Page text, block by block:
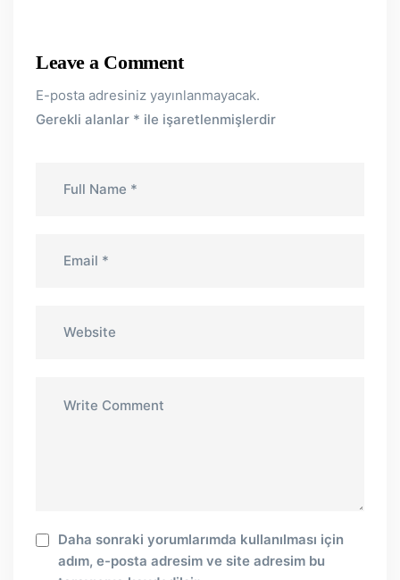
Leave a Comment
E-posta adresiniz yayınlanmayacak.
Gerekli alanlar * ile işaretlenmişlerdir
Daha sonraki yorumlarımda kullanılması için
adım, e-posta adresim ve site adresim bu